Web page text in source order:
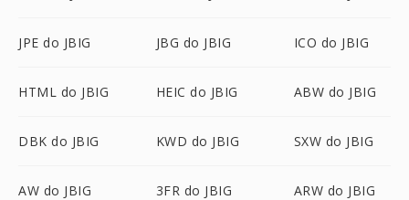
JPE do JBIG JBG do JBIG ICO do JBIG
HTML do JBIG HEIC do JBIG ABW do JBIG
DBK do JBIG KWD do JBIG SXW do JBIG
AW do JBIG 3FR do JBIG ARW do JBIG